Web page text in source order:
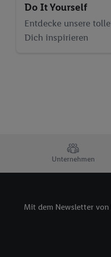
Do It Yourself
Entdecke unsere
Dich inspirieren
Unternehmen
Mit dem Newsletter von